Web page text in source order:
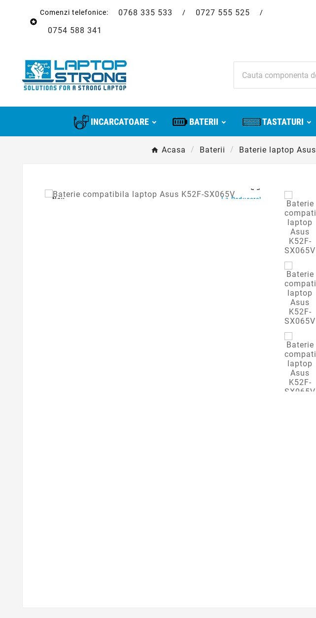

Comenzi telefonice: 0768 335 533 / 0727 555 525 /
0754 588 341
INCARCATOARE BATERII TASTATURI
Acasa Baterii Baterie laptop Asus
Nou La Reducere!